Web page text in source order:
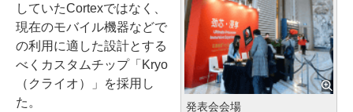
発表会会場
していたCortexではなく、
現在のモバイル機器などで
の利用に適した設計とする
べくカスタムチップ「Kryo
（クライオ）」を採用し
た。